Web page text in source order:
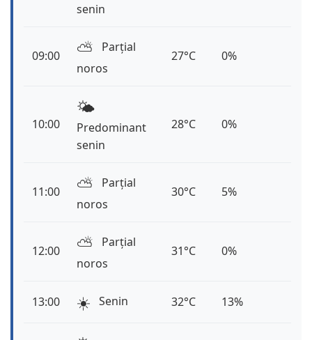
senin
09:00 ⛅️
Parțial
noros
27°C 0%
10:00
🌤️
Predominant
senin
28°C 0%
11:00 ⛅️
Parțial
noros
30°C 5%
12:00 ⛅️
Parțial
noros
31°C 0%
13:00 ☀️ Senin 32°C 13%